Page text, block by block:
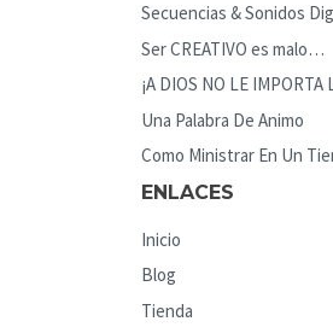
Secuencias & Sonidos
Ser CREATIVO es malo…
¡A DIOS NO LE IMPORTA
Una Palabra De Animo
Como Ministrar En Un
ENLACES
Inicio
Blog
Tienda